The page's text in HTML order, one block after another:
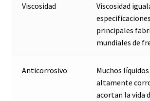
Viscosidad
Viscosidad
principales
mundiales de
Anticorrosivo
Muchos
altamente
acortan la vida